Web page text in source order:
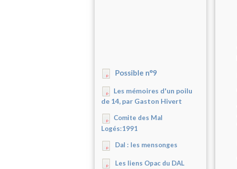
Possible n°9
Les mémoires d'un poilu
de 14, par Gaston Hivert
Comite des Mal
Logés:1991
Dal : les mensonges
Les liens Opac du DAL